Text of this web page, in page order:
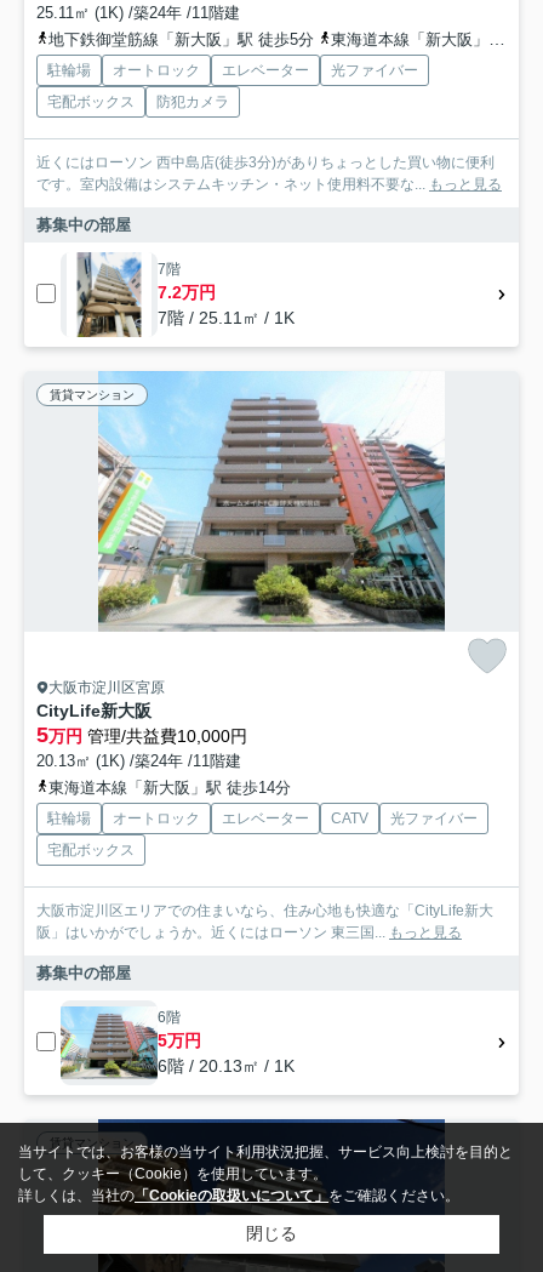
25.11㎡ (1K) /築24年 /11階建
地下鉄御堂筋線「新大阪」駅 徒歩5分
東海道本線「新大阪」駅 徒歩6分
駐輪場 オートロック エレベーター
光ファイバー
宅配ボックス
防犯カメラ
近くにはローソン 西中島店(徒歩3分)がありちょっとした買い物に便利
です。室内設備はシステムキッチン・ネット使用料不要な...
もっと見る
募集中の部屋
7階
7.2万円
7階 / 25.11㎡ / 1K
賃貸マンション
大阪市淀川区宮原
CityLife新大阪
5万円 管理/共益費10,000円
20.13㎡ (1K) /築24年 /11階建
東海道本線「新大阪」駅 徒歩14分
駐輪場 オートロック エレベーター CATV
光ファイバー
宅配ボックス
大阪市淀川区エリアでの住まいなら、住み心地も快適な「CityLife新大
阪」はいかがでしょうか。近くにはローソン 東三国...
もっと見る
募集中の部屋
6階
5万円
6階 / 20.13㎡ / 1K
賃貸マンション
当サイトでは、お客様の当サイト利用状況把握、サービス向上検討を目的と
して、クッキー（Cookie）を使用しています。
詳しくは、当社の「Cookieの取扱いについて」をご確認ください。
閉じる